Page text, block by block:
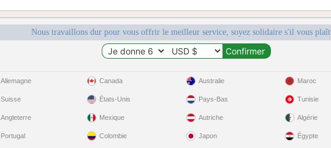
Nous travaillons dur pour vous offrir le meilleur service, soyez solidaire s'il vous plaît
Allemagne
Suisse
Angleterre
Portugal
Canada
États-Unis
Mexique
Colombie
Australie
Pays-Bas
Autriche
Japon
Maroc
Tunisie
Algérie
Égypte